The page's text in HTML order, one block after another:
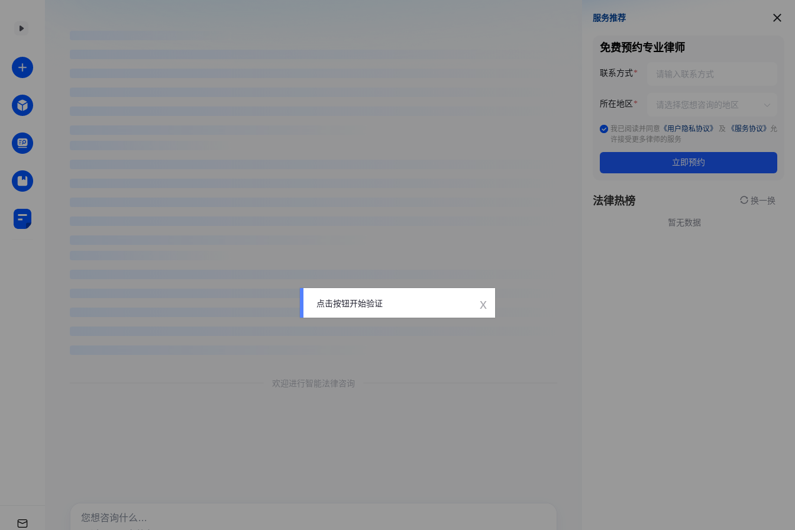
欢迎进行智能法律咨询
服务推荐
服务推荐
免费预约专业律师
联系方式
所在地区
我已阅读并同意 《用户隐私协议》 及 《服务协议》 允
许接受更多律师的服务
立即预约
法律热榜 换一换
暂无数据
点击按钮开始验证 x